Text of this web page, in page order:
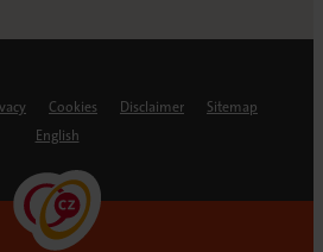
Cookies Disclaimer
Sitemap
English